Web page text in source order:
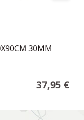
30MM
37,95 €